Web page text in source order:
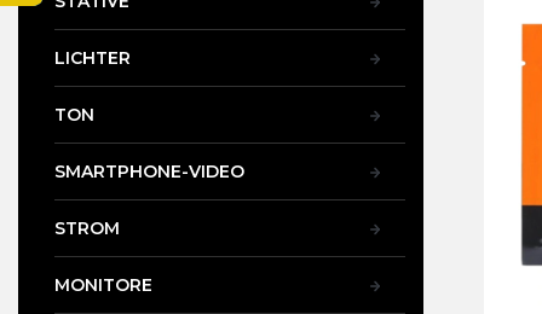
LICHTER
TON
SMARTPHONE-VIDEO
STROM
MONITORE
5,0